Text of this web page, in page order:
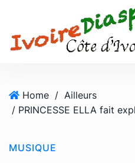
Home / Ailleurs
MUSIQUE